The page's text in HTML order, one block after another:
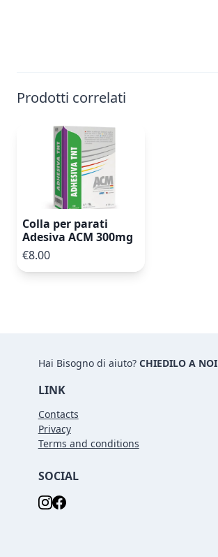
Prodotti correlati
Colla per parati
Adesiva ACM 300mg
€8.00
Hai Bisogno di aiuto? CHIEDILO A NOI
LINK
Contacts
Privacy
Terms and conditions
SOCIAL